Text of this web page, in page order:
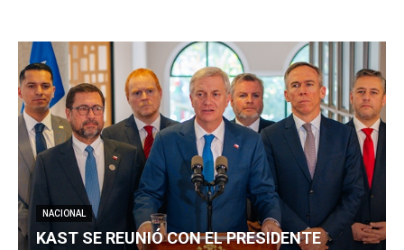
NACIONAL
KAST SE REUNIÓ CON EL PRESIDENTE